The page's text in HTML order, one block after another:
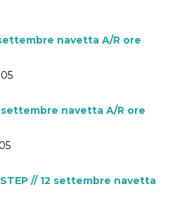
navetta A/R ore
settembre navetta A/R ore
STEP // 12 settembre navetta